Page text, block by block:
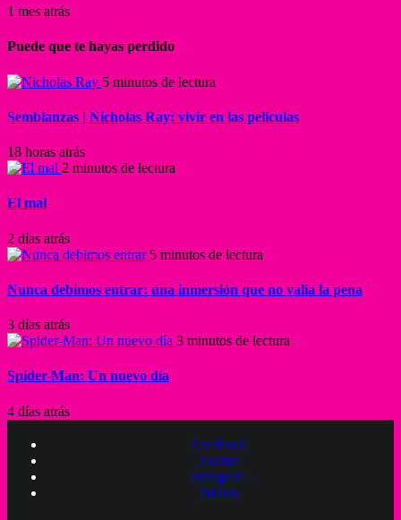
1 mes atrás
Puede que te hayas perdido
5 minutos de lectura
Semblanzas | Nicholas Ray: vivir en las películas
18 horas atrás
2 minutos de lectura
El mal
2 días atrás
5 minutos de lectura
Nunca debimos entrar: una inmersión que no valía la pena
3 días atrás
3 minutos de lectura
Spider-Man: Un nuevo día
4 días atrás
Facebook
Twitter
Instagram
TikTok